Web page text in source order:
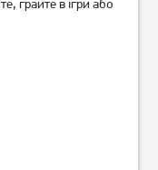
грайте в ігри або